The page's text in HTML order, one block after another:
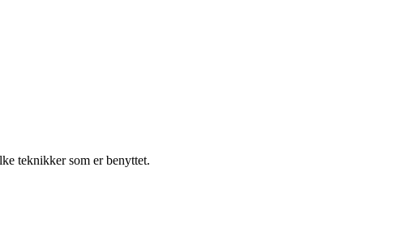
teknikker som er benyttet.